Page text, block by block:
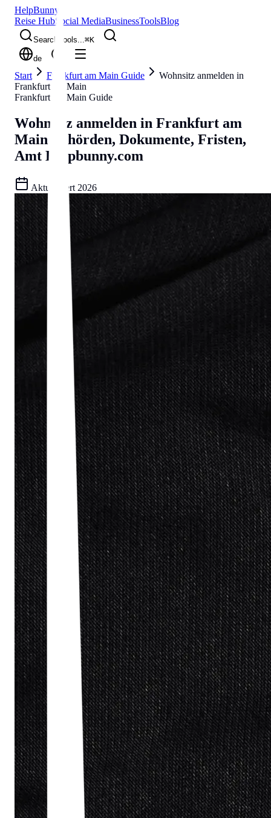
HelpBunny
Reise HubSocial MediaBusinessToolsBlog
Search tools...⌘K
de
Start Frankfurt am Main Guide
Wohnsitz anmelden in
Frankfurt am Main
Frankfurt am Main Guide
Wohnsitz anmelden in Frankfurt am
Main
Behörden, Dokumente, Fristen,
Amt Helpbunny.com
Aktualisiert 2026